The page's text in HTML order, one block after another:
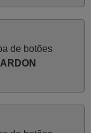
Paulo,
Julho 2025
de botões